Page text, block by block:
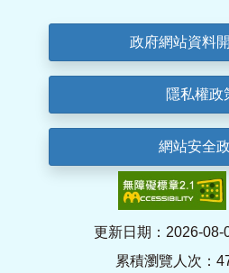
政府網站資料
隱私權政
網站安全
更新日期：2026-08-
累積瀏覽人次：